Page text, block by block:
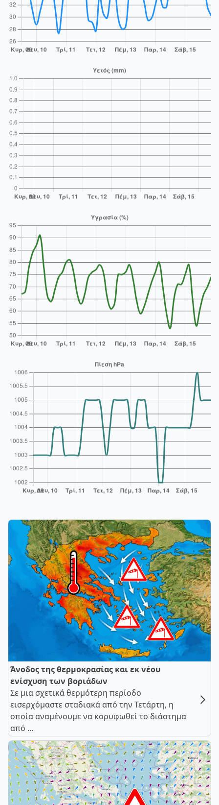
Άνοδος της θερμοκρασίας και εκ νέου
ενίσχυση των βοριάδων
Σε μια σχετικά θερμότερη περίοδο
εισερχόμαστε σταδιακά από την Τετάρτη, η
οποία αναμένουμε να κορυφωθεί το διάστημα
από ...